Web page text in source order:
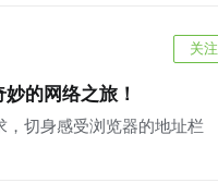
关注
的网络之旅！
切身感受浏览器的地址栏